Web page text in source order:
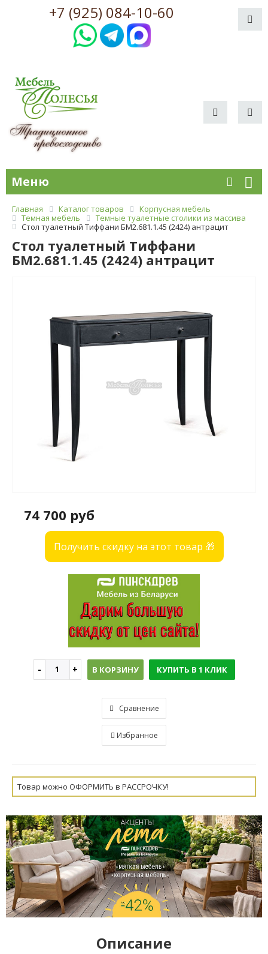
+7 (925) 084-10-60
Меню
Главная Каталог товаров
Корпусная мебель
Темная мебель
Темные туалетные столики из массива
Стол туалетный Тиффани БМ2.681.1.45 (2424) антрацит
Стол туалетный Тиффани
БМ2.681.1.45 (2424) антрацит
74 700 руб
Получить скидку на этот товар 🎁
В КОРЗИНУ КУПИТЬ В 1 КЛИК
Сравнение
Избранное
Товар можно ОФОРМИТЬ в РАССРОЧКУ!
Описание